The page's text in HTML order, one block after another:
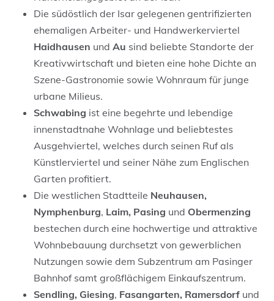
Die südöstlich der Isar gelegenen gentrifizierten
ehemaligen Arbeiter- und Handwerkerviertel
Haidhausen und Au sind beliebte Standorte der
Kreativwirtschaft und bieten eine hohe Dichte an
Szene-Gastronomie sowie Wohnraum für junge
urbane Milieus.
Schwabing ist eine begehrte und lebendige
innenstadtnahe Wohnlage und beliebtestes
Ausgehviertel, welches durch seinen Ruf als
Künstlerviertel und seiner Nähe zum Englischen
Garten profitiert.
Die westlichen Stadtteile Neuhausen,
Nymphenburg, Laim, Pasing und Obermenzing
bestechen durch eine hochwertige und attraktive
Wohnbebauung durchsetzt von gewerblichen
Nutzungen sowie dem Subzentrum am Pasinger
Bahnhof samt großflächigem Einkaufszentrum.
Sendling, Giesing, Fasangarten, Ramersdorf und